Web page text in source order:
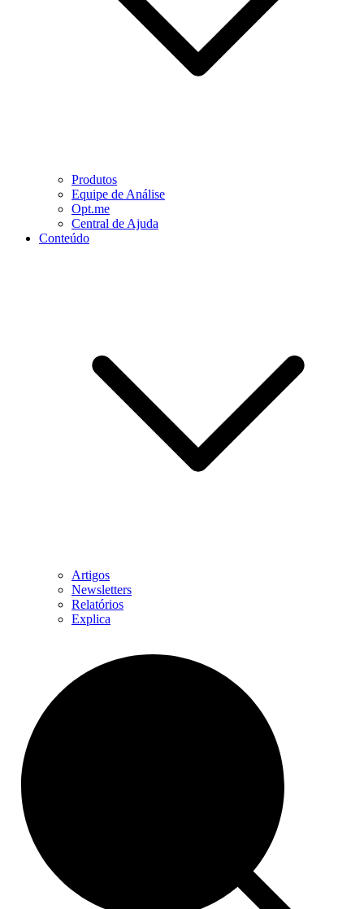
Produtos
Equipe de Análise
Opt.me
Central de Ajuda
Conteúdo
Artigos
Newsletters
Relatórios
Explica